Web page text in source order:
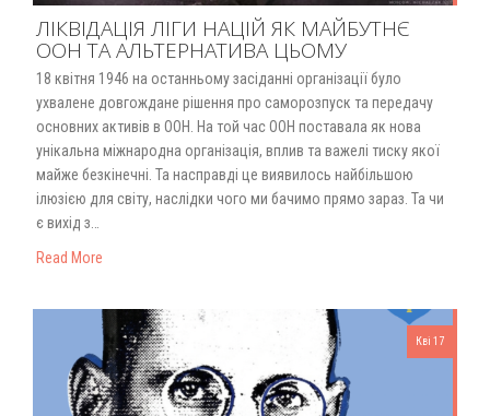
ЛІКВІДАЦІЯ ЛІГИ НАЦІЙ ЯК МАЙБУТНЄ
ООН ТА АЛЬТЕРНАТИВА ЦЬОМУ
18 квітня 1946 на останньому засіданні організації було
ухвалене довгождане рішення про саморозпуск та передачу
основних активів в ООН. На той час ООН поставала як нова
унікальна міжнародна організація, вплив та важелі тиску якої
майже безкінечні. Та насправді це виявилось найбільшою
ілюзією для світу, наслідки чого ми бачимо прямо зараз. Та чи
є вихід з…
Read More
Кві 17